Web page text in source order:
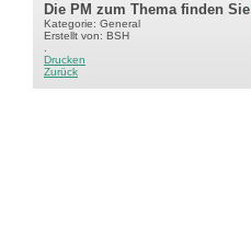
Die PM zum Thema finden Sie
Kategorie: General
Erstellt von: BSH
Drucken
Zurück